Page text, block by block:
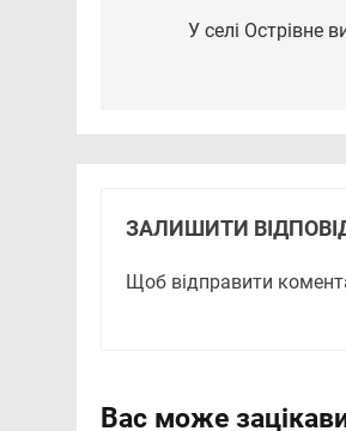
записівУ селі Острівне
ЗАЛИШИТИ
Щоб відправити
Вас може